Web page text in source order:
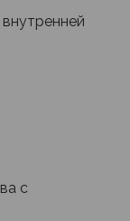
плотную
сторона
с